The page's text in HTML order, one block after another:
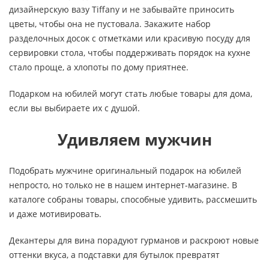
дизайнерскую вазу Tiffany и не забывайте приносить
цветы, чтобы она не пустовала. Закажите набор
разделочных досок с отметками или красивую посуду для
сервировки стола, чтобы поддерживать порядок на кухне
стало проще, а хлопоты по дому приятнее.
Подарком на юбилей могут стать любые товары для дома,
если вы выбираете их с душой.
Удивляем мужчин
Подобрать мужчине оригинальный подарок на юбилей
непросто, но только не в нашем интернет-магазине. В
каталоге собраны товары, способные удивить, рассмешить
и даже мотивировать.
Декантеры для вина порадуют гурманов и раскроют новые
оттенки вкуса, а подставки для бутылок превратят